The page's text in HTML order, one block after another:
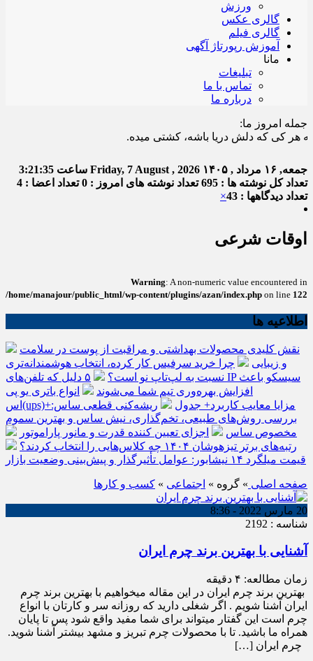
ورزش
گالری عکس
گالری فیلم
آموزش رپورتاژ آگهی
مانا
تبلیغات
تماس با ما
درباره ما
جمله امروز ما:
که دلش دریا باشه، کشتی میده.
جمعه, ۱۶ مرداد , ۱۴۰۵ Friday, 7 August , 2026 ساعت 3:21:36
تعداد کل نوشته ها : 695
تعداد نوشته های امروز : 0
تعداد اعضا : 4
تعداد دیدگاهها : 43
×
اوقات شرعی
Warning: A non-numeric value encountered in
/home/manajour/public_html/wp-content/plugins/azan/index.php on line 122
اطلاعیه ها
نقش کلیدی محصولات بهداشتی و مراقبت از پوست در سلامت
و زیبایی
چرا خرید سرفیس کار کرده، انتخاب هوشمندانه‌تری
نسبت به لپ‌تاپ نو است؟
۵ دلیل که تلفن‌های IP سیسکو باعث
افزایش بهره‌وری تیم شما می‌شوند
انواع باتری یو پی
اس(ups)+مزایا معایب کاربرد+ جدول
ریشه‌کنی قطعی ساس:
بررسی روش‌های طبیعی، تخم‌گذاری، نیش ساس و بهترین سموم
مخصوص ساس
اجزای تعیین کننده قدرت و مانور پاراموتور
رتبه‌های برتر تیزهوشان ۱۴۰۴ چه کلاس‌هایی را انتخاب کردند؟
قیمت میلگرد ۱۴ نیشابور: عوامل تأثیرگذار و پیش‌بینی وضعیت بازار
صفحه اصلی » گروه » اجتماعی » کسب و کارها
20 مارس 2022 - 8:36
شناسه : 2192
آشنایی با بهترین برند چرم ایران
زمان مطالعه: ۴ دقیقه
بهترین برند چرم ایران در این مقاله میخواهیم با بهترین برند چرم
ایران آشنا شویم . اگر شغلی دارید که روزانه سر و کارتان با انواع
چرم است این گفتار میتواند برای شما مفید واقع شود پس تا پایان
همراه ما باشید. تا با محصولات چرم تبریز و مشهد بیشتر آشنا شوید.
چرم ایران […]